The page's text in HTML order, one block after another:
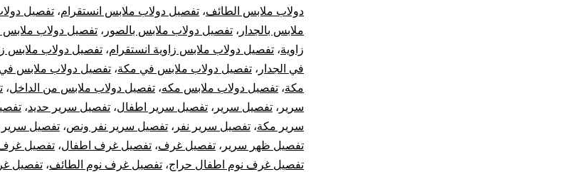
دولاب ملابس الطائف، تفصيل دولاب ملابس انستقرام، تفصيل
ملابس بالجدار ، تفصيل دولاب ملابس بالصور ، تفصيل دولاب ملابس
زاوية، تفصيل دولاب ملابس زاوية انستقرام، تفصيل دولاب ملابس
في الجدار ، تفصيل دولاب ملابس في مكة، تفصيل دولاب ملابس
مكة، تفصيل دولاب ملابس مكه، تفصيل دولاب ملابس من الداخل،
سرير ، تفصيل سرير ، تفصيل سرير اطفال، تفصيل سرير حديد،
سرير مكة، تفصيل سرير نفر ، تفصيل سرير نفر ونص، تفصيل سرير
تفصيل ظهر سرير ، تفصيل غرف، تفصيل غرف اطفال، تفصيل
تفصيل غرف نوم اطفال حراج، تفصيل غرف نوم الطائف، تفصيل